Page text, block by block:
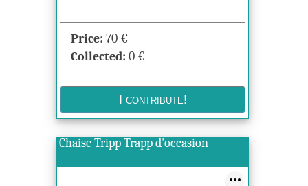
Price: 70 €
Collected: 0 €
Chaise Tripp Trapp d'occasion